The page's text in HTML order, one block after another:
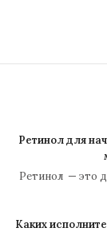
Ретинол для
Ретинол — это
Каких